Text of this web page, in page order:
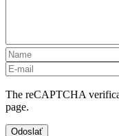
The reCAPTCHA
page.